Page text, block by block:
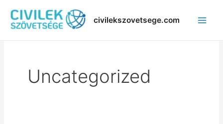
content
civilekszovetsege.com
Uncategorized